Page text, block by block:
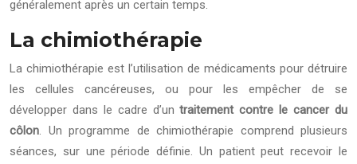
généralement après un certain temps.
La chimiothérapie
La chimiothérapie est l’utilisation de médicaments pour détruire
les cellules cancéreuses, ou pour les empêcher de se
développer dans le cadre d’untraitement contre le cancer du
côlon. Un programme de chimiothérapie comprend plusieurs
séances, sur une période définie. Un patient peut recevoir le